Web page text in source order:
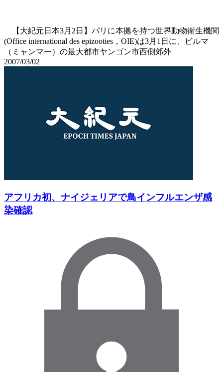
【大紀元日本3月2日】パリに本拠を持つ世界動物衛生機関
(Office international des epizooties，OIE)は3月1日に、ビルマ
（ミャンマー）の最大都市ヤンゴン市西側郊外
2007/03/02
アフリカ初、ナイジェリアで鳥インフルエンザ感
染確認